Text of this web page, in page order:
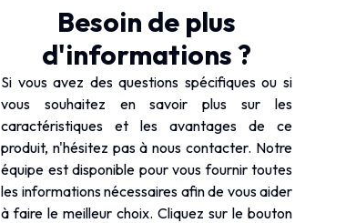
Besoin de plus
d'informations ?
Si vous avez des questions spécifiques ou si
vous souhaitez en savoir plus sur les
caractéristiques et les avantages de ce
produit, n'hésitez pas à nous contacter. Notre
équipe est disponible pour vous fournir toutes
les informations nécessaires afin de vous aider
à faire le meilleur choix. Cliquez sur le bouton